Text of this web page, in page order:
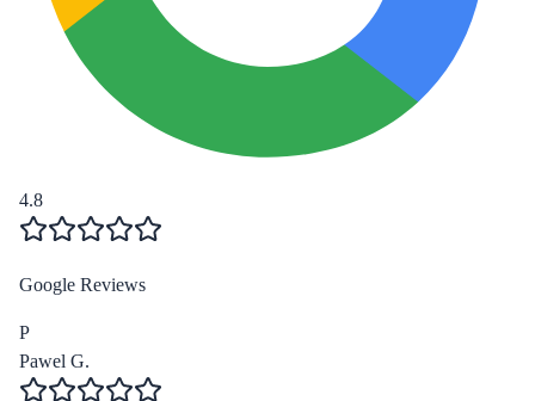
4.8
Google Reviews
P
Pawel G.